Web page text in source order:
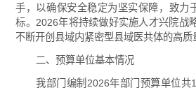
手，以确保安全稳定为坚实保障，致力
标。2026年将持续做好实施人才兴院战
不断开创县域内紧密型县域医共体的高质
二、预算单位基本情况
我部门编制2026年部门预算单位共